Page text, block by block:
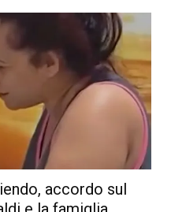
accordo sul